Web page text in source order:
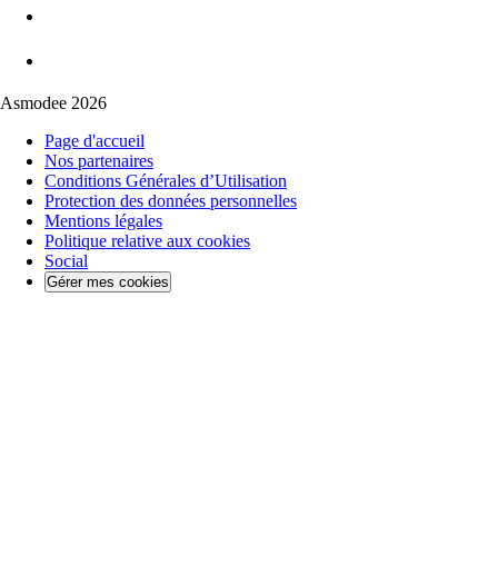
Asmodee 2026
Page d'accueil
Nos partenaires
Conditions Générales d’Utilisation
Protection des données personnelles
Mentions légales
Politique relative aux cookies
Social
Gérer mes cookies